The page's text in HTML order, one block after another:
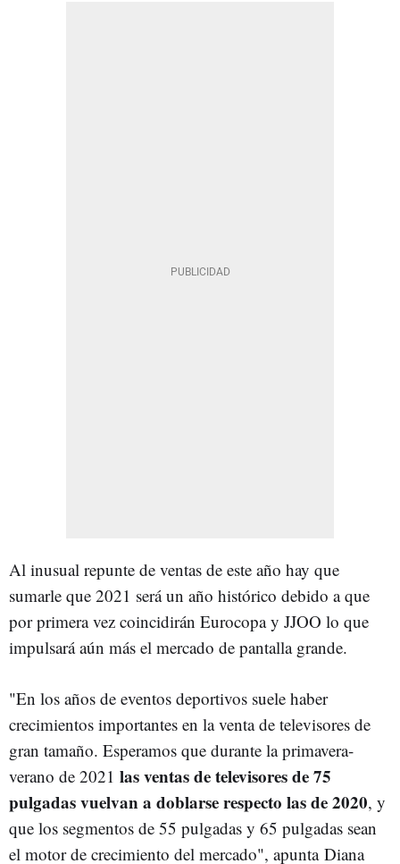
Al inusual repunte de ventas de este año hay que
sumarle que 2021 será un año histórico debido a que
por primera vez coincidirán Eurocopa y JJOO lo que
impulsará aún más el mercado de pantalla grande.
"En los años de eventos deportivos suele haber
crecimientos importantes en la venta de televisores de
gran tamaño. Esperamos que durante la primavera-
verano de 2021 las ventas de televisores de 75
pulgadas vuelvan a doblarse respecto las de 2020, y
que los segmentos de 55 pulgadas y 65 pulgadas sean
el motor de crecimiento del mercado", apunta Diana